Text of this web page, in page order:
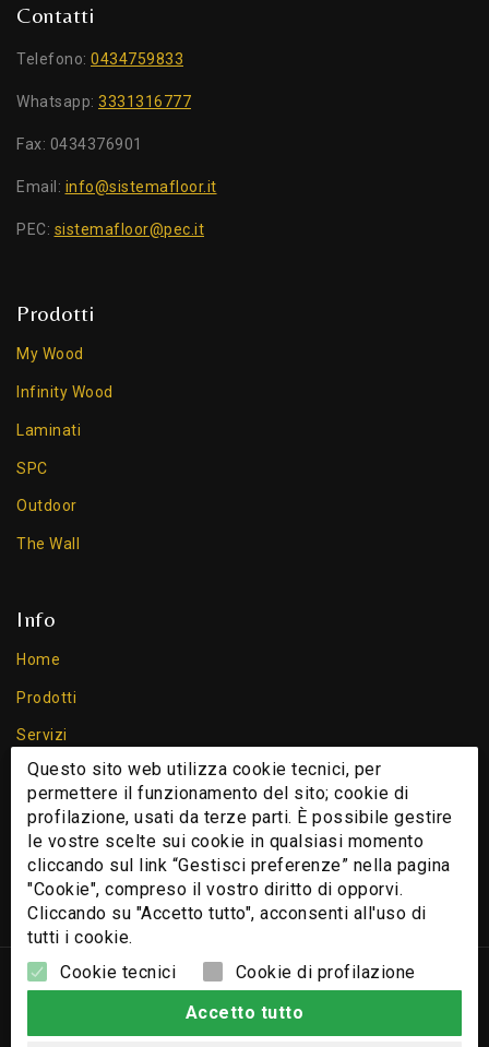
Contatti
Telefono: 0434759833
Whatsapp: 3331316777
Fax: 0434376901
Email: info@sistemafloor.it
PEC: sistemafloor@pec.it
Prodotti
My Wood
Infinity Wood
Laminati
SPC
Outdoor
The Wall
Info
Home
Prodotti
Servizi
Chi Siamo
Contatti
Cookie
Privacy Policy
© 2026 - Nomi e immagini di sistemi e prodotti che appaiono
su questo sito sono Copyright e/o Marchi Registrati dei
rispettivi produttori.
Questo sito web utilizza cookie tecnici, per
permettere il funzionamento del sito; cookie di
profilazione, usati da terze parti. È possibile gestire
le vostre scelte sui cookie in qualsiasi momento
cliccando sul link “Gestisci preferenze” nella pagina
"Cookie", compreso il vostro diritto di opporvi.
Cliccando su "Accetto tutto", acconsenti all'uso di
tutti i cookie.
Cookie tecnici
Cookie di profilazione
Accetto tutto